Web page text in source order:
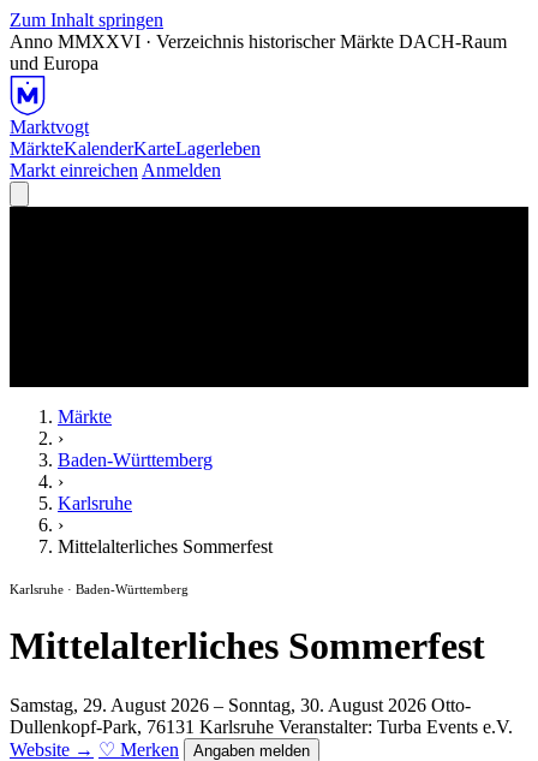
Zum Inhalt springen
Anno MMXXVI · Verzeichnis historischer Märkte DACH-Raum
und Europa
Marktvogt
MärkteKalenderKarteLagerleben
Markt einreichen Anmelden
Märkte
›
Baden-Württemberg
›
Karlsruhe
›
Mittelalterliches Sommerfest
Karlsruhe · Baden-Württemberg
Mittelalterliches Sommerfest
Samstag, 29. August 2026 – Sonntag, 30. August 2026 Otto-
Dullenkopf-Park, 76131 Karlsruhe Veranstalter: Turba Events e.V.
Website → ♡ Merken Angaben melden